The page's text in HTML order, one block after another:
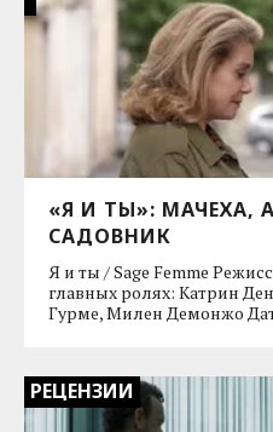
«Я И ТЫ»: МАЧЕХА,
САДОВНИК
Я и ты / Sage Femme
главных ролях: Катрин
Гурме, Милен Демонжо
РЕЦЕНЗИИ